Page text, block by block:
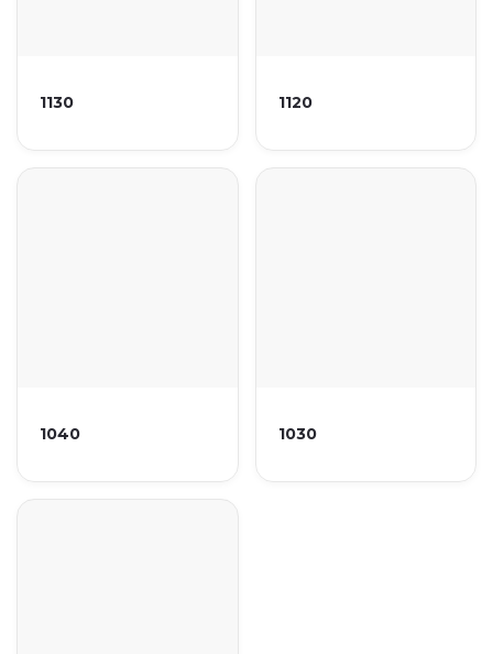
1130 1120
1040 1030